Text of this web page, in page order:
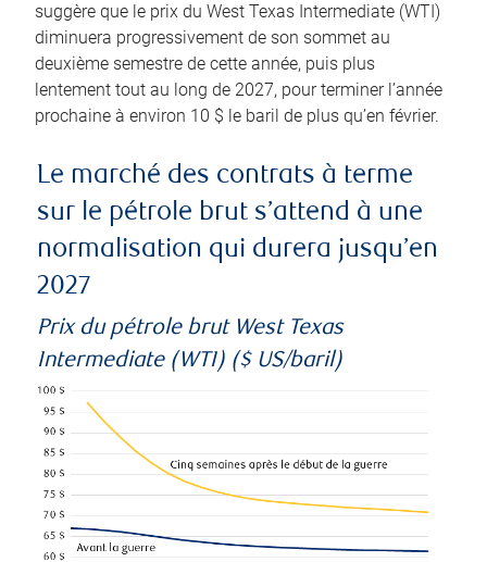
suggère que le prix du West Texas Intermediate (WTI)
diminuera progressivement de son sommet au
deuxième semestre de cette année, puis plus
lentement tout au long de 2027, pour terminer l’année
prochaine à environ 10 $ le baril de plus qu’en février.
Le marché des contrats à terme
sur le pétrole brut s’attend à une
normalisation qui durera jusqu’en
2027
Prix du pétrole brut West Texas
Intermediate (WTI) ($ US/baril)